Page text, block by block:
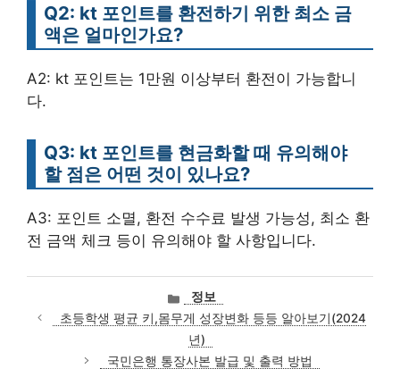
Q2: kt 포인트를 환전하기 위한 최소 금
액은 얼마인가요?
A2: kt 포인트는 1만원 이상부터 환전이 가능합니
다.
Q3: kt 포인트를 현금화할 때 유의해야
할 점은 어떤 것이 있나요?
A3: 포인트 소멸, 환전 수수료 발생 가능성, 최소 환
전 금액 체크 등이 유의해야 할 사항입니다.
카
테
고
리
정보
초등학생 평균 키,몸무게 성장변화 등등 알아보기(2024
년)
국민은행 통장사본 발급 및 출력 방법